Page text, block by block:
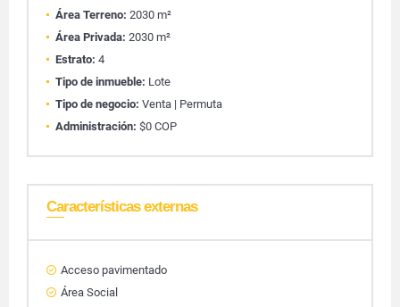
Área Terreno: 2030 m²
Área Privada: 2030 m²
Estrato: 4
Tipo de inmueble: Lote
Tipo de negocio: Venta | Permuta
Administración: $0 COP
Características externas
Acceso pavimentado
Área Social